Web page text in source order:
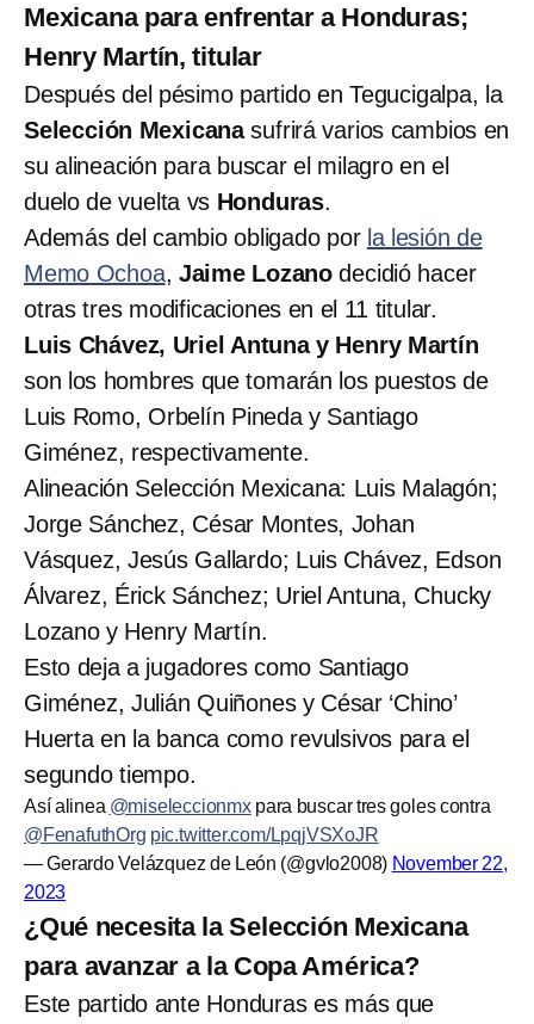
Mexicana para enfrentar a Honduras;
Henry Martín, titular
Después del pésimo partido en Tegucigalpa, la
Selección Mexicanasufrirá varios cambios en
su alineación para buscar el milagro en el
duelo de vuelta vs Honduras.
Además del cambio obligado por la lesión de
Memo Ochoa, Jaime Lozano decidió hacer
otras tres modificaciones en el 11 titular.
Luis Chávez, Uriel Antuna y Henry Martín
son los hombres que tomarán los puestos de
Luis Romo, Orbelín Pineda y Santiago
Giménez, respectivamente.
Alineación Selección Mexicana: Luis Malagón;
Jorge Sánchez, César Montes, Johan
Vásquez, Jesús Gallardo; Luis Chávez, Edson
Álvarez, Érick Sánchez; Uriel Antuna, Chucky
Lozano y Henry Martín.
Esto deja a jugadores como Santiago
Giménez, Julián Quiñones y César ‘Chino’
Huerta en la banca como revulsivos para el
segundo tiempo.
Así alinea ⁦⁦ @miseleccionmx⁩ para buscar tres goles contra
@FenafuthOrg pic.twitter.com/LpqjVSXoJR
— Gerardo Velázquez de León (@gvlo2008) November 22,
2023
¿Qué necesita la Selección Mexicana
para avanzar a la Copa América?
Este partido ante Honduras es más que